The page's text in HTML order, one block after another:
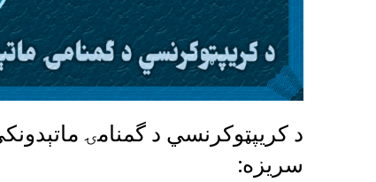
د کریپټوکرنسي د گمنامۍ
سریزه: